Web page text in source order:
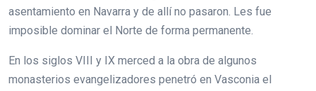
asentamiento en Navarra y de allí no pasaron. Les fue
imposible dominar el Norte de forma permanente.
En los siglos VIII y IX merced a la obra de algunos
monasterios evangelizadores penetró en Vasconia el